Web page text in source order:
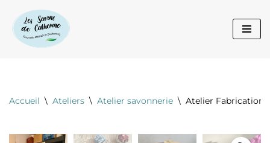
Aller
Accueil \ Ateliers \ Atelier savonnerie \ Atelier Fabrication